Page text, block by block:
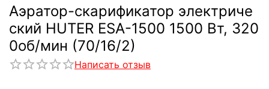
Аэратор-скарификатор электриче
ский HUTER ESA-1500 1500 Вт, 320
0об/мин (70/16/2)
Написать отзыв